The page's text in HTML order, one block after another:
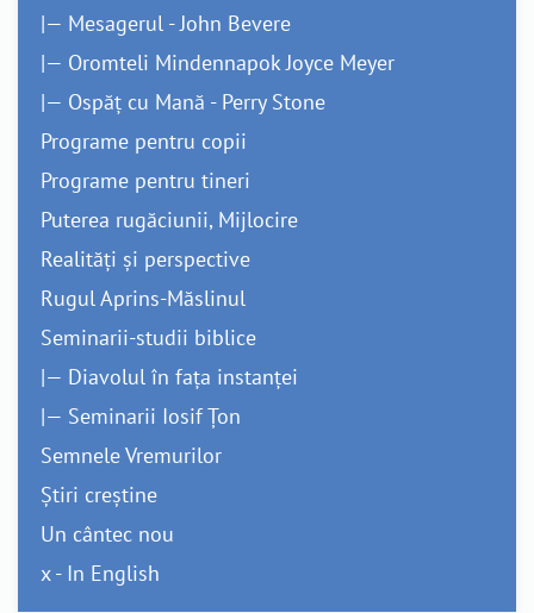
|— Mesagerul - John Bevere
|— Oromteli Mindennapok Joyce Meyer
|— Ospăț cu Mană - Perry Stone
Programe pentru copii
Programe pentru tineri
Puterea rugăciunii, Mijlocire
Realități și perspective
Rugul Aprins-Măslinul
Seminarii-studii biblice
|— Diavolul în fața instanței
|— Seminarii Iosif Țon
Semnele Vremurilor
Știri creștine
Un cântec nou
x - In English